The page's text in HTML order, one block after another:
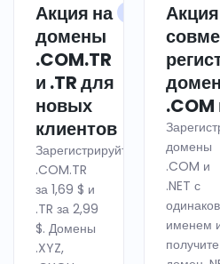
Акция на
домены
.COM.TR
и .TR для
новых
клиентов
Зарегистрируйте
.COM.TR
за 1,69 $ и
.TR за 2,99
$. Домены
.XYZ,
.COM
домены
.COM и
.NET с
именем
получите